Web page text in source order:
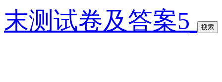
末测试卷及答案5
搜索